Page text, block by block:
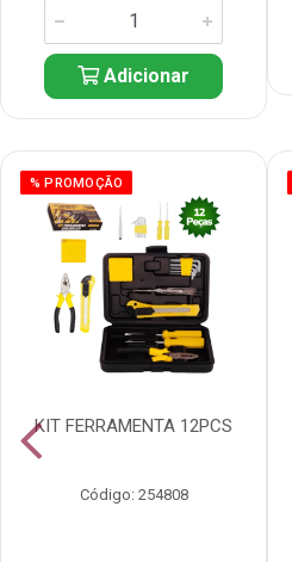
Adicionar
% PROMOÇÃO
KIT FERRAMENTA 12PCS
Código: 254808